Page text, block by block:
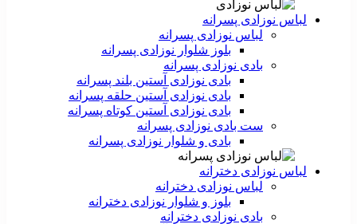
لباس نوزادی پسرانه
لباس نوزادی پسرانه
بلوز شلوار نوزادی پسرانه
بادی نوزادی پسرانه
بادی نوزادی آستین بلند پسرانه
بادی نوزادی آستین حلقه پسرانه
بادی نوزادی آستین کوتاه پسرانه
ست بادی نوزادی پسرانه
بادی و شلوار نوزادی پسرانه
لباس نوزادی دخترانه
لباس نوزادی دخترانه
بلوز و شلوار نوزادی دخترانه
بادی نوزادی دخترانه